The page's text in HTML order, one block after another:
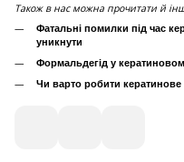
Також в нас можна прочитати й
Фатальні помилки під час
уникнути
Формальдегід у
Чи варто робити